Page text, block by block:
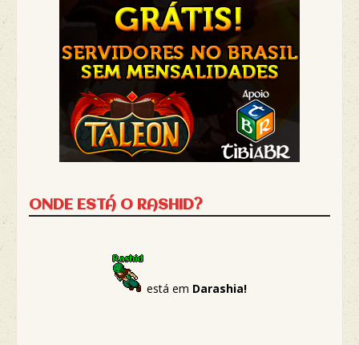
ONDE ESTÁ O RASHID?
está em Darashia!